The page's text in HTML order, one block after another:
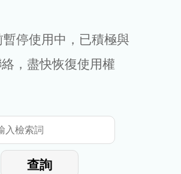
暫停使用中，已積極與
，盡快恢復使用權
查詢